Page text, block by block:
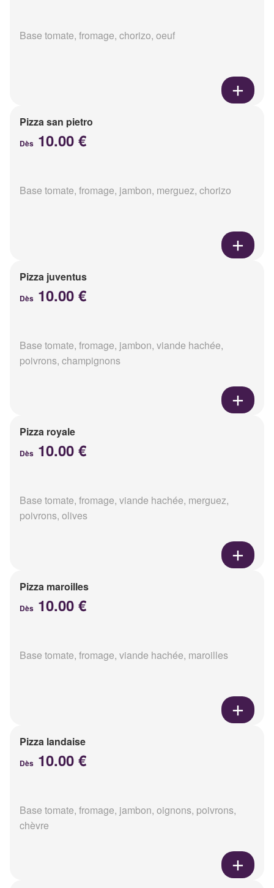
Base tomate, fromage, chorizo, oeuf
Pizza san pietro
Dès 10.00 €
Base tomate, fromage, jambon, merguez, chorizo
Pizza juventus
Dès 10.00 €
Base tomate, fromage, jambon, viande hachée,
poivrons, champignons
Pizza royale
Dès 10.00 €
Base tomate, fromage, viande hachée, merguez,
poivrons, olives
Pizza maroilles
Dès 10.00 €
Base tomate, fromage, viande hachée, maroilles
Pizza landaise
Dès 10.00 €
Base tomate, fromage, jambon, oignons, poivrons,
chèvre